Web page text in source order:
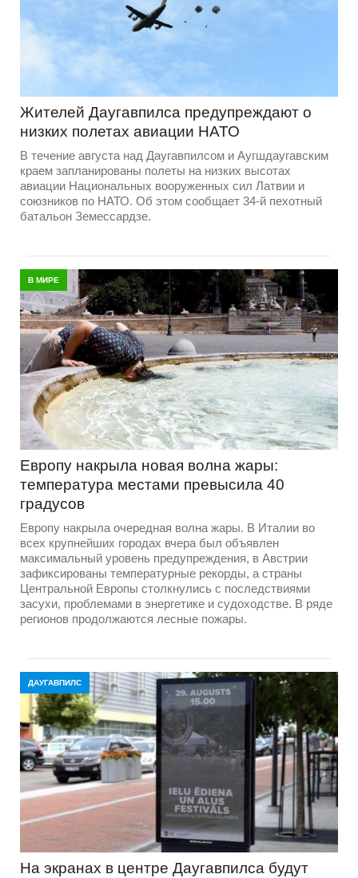
Жителей Даугавпилса предупреждают о
низких полетах авиации НАТО
В течение августа над Даугавпилсом и Аугшдаугавским
краем запланированы полеты на низких высотах
авиации Национальных вооруженных сил Латвии и
союзников по НАТО. Об этом сообщает 34-й пехотный
батальон Земессардзе.
В МИРЕ
Европу накрыла новая волна жары:
температура местами превысила 40
градусов
Европу накрыла очередная волна жары. В Италии во
всех крупнейших городах вчера был объявлен
максимальный уровень предупреждения, в Австрии
зафиксированы температурные рекорды, а страны
Центральной Европы столкнулись с последствиями
засухи, проблемами в энергетике и судоходстве. В ряде
регионов продолжаются лесные пожары.
ДАУГАВПИЛС
На экранах в центре Даугавпилса будут